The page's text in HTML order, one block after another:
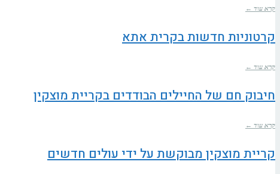
קרא עוד ←
קרטוניות חדשות בקרית אתא
קרא עוד ←
חיבוק חם של החיילים הבודדים בקריית מוצקין
קרא עוד ←
קריית מוצקין מבוקשת על ידי עולים חדשים